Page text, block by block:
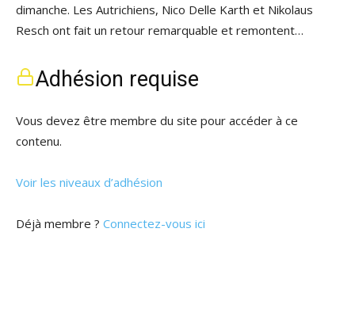
dimanche. Les Autrichiens, Nico Delle Karth et Nikolaus
Resch ont fait un retour remarquable et remontent…
Adhésion requise
Vous devez être membre du site pour accéder à ce
contenu.
Voir les niveaux d’adhésion
Déjà membre ? Connectez-vous ici